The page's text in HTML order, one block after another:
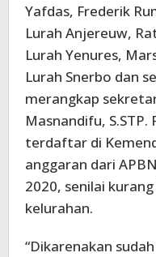
Yafdas, Frederik
Lurah Anjereuw,
Lurah Yenures,
Lurah Snerbo dan
merangkap
Masnandifu,
terdaftar di
anggaran dari
2020, senilai
kelurahan.
“Dikarenakan